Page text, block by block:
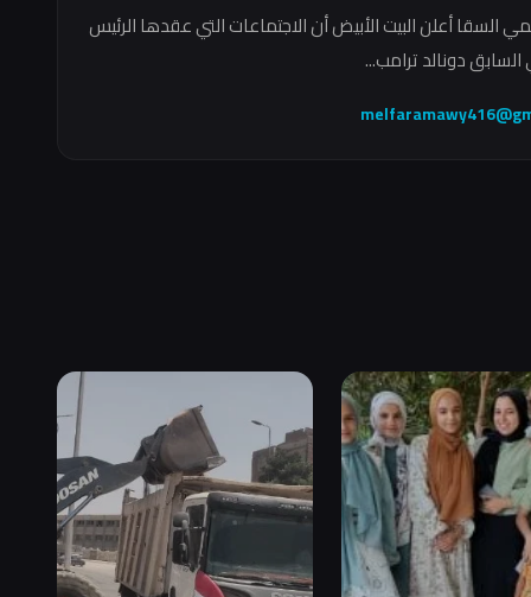
السقا أعلن البيت الأبيض أن الاجتماعات التي عقدها الرئيس
السابق دونالد ترامب...